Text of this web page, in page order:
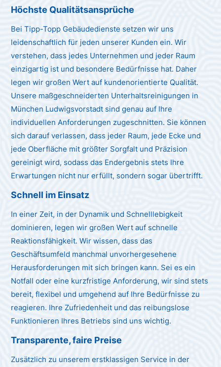
Höchste Qualitätsansprüche
Bei Tipp-Topp Gebäudedienste setzen wir uns
leidenschaftlich für jeden unserer Kunden ein. Wir
verstehen, dass jedes Unternehmen und jeder Raum
einzigartig ist und besondere Bedürfnisse hat. Daher
legen wir großen Wert auf kundenorientierte Qualität.
Unsere maßgeschneiderten Unterhaltsreinigungen in
München Ludwigsvorstadt sind genau auf Ihre
individuellen Anforderungen zugeschnitten. Sie können
sich darauf verlassen, dass jeder Raum, jede Ecke und
jede Oberfläche mit größter Sorgfalt und Präzision
gereinigt wird, sodass das Endergebnis stets Ihre
Erwartungen nicht nur erfüllt, sondern sogar übertrifft.
Schnell im Einsatz
In einer Zeit, in der Dynamik und Schnelllebigkeit
dominieren, legen wir großen Wert auf schnelle
Reaktionsfähigkeit. Wir wissen, dass das
Geschäftsumfeld manchmal unvorhergesehene
Herausforderungen mit sich bringen kann. Sei es ein
Notfall oder eine kurzfristige Anforderung, wir sind stets
bereit, flexibel und umgehend auf Ihre Bedürfnisse zu
reagieren. Ihre Zufriedenheit und das reibungslose
Funktionieren Ihres Betriebs sind uns wichtig.
Transparente, faire Preise
Zusätzlich zu unserem erstklassigen Service in der